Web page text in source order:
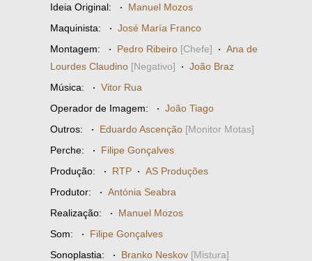
Ideia Original: · Manuel Mozos
Maquinista: · José María Franco
Montagem: · Pedro Ribeiro [Chefe] · Ana de
Lourdes Claudino [Negativo] · João Braz
Música: · Vitor Rua
Operador de Imagem: · João Tiago
Outros: · Eduardo Ascenção [Monitor Motas]
Perche: · Filipe Gonçalves
Produção: · RTP · AS Produções
Produtor: · Antónia Seabra
Realização: · Manuel Mozos
Som: · Filipe Gonçalves
Sonoplastia: · Branko Neskov [Mistura]